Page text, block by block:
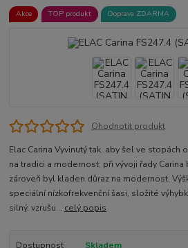
Akce TOP produkt Doprava ZDARMA
Ohodnotit produkt
Elac Carina Vyvinutý tak, aby šel ve stopách
na tradici a modernost: při vývoji řady Carina
zároveň byl kladen důraz na modernost.
speciální nízkofrekvenční šasi, složité
silný, vzrušu... celý popis
Dostupnost
Skladem